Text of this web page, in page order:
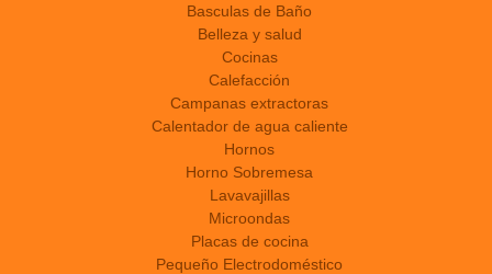
Basculas de Baño
Belleza y salud
Cocinas
Calefacción
Campanas extractoras
Calentador de agua caliente
Hornos
Horno Sobremesa
Lavavajillas
Microondas
Placas de cocina
Pequeño Electrodoméstico